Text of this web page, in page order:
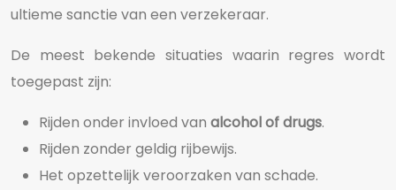
ultieme sanctie van een verzekeraar.
De meest bekende situaties waarin regres wordt
toegepast zijn:
Rijden onder invloed van alcohol of drugs.
Rijden zonder geldig rijbewijs.
Het opzettelijk veroorzaken van schade.